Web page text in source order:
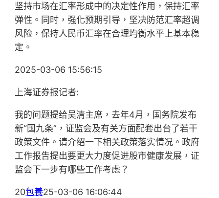
坚持市场在汇率形成中的决定性作用，保持汇率
弹性。同时，强化预期引导，坚决防范汇率超调
风险，保持人民币汇率在合理均衡水平上基本稳
定。
2025-03-06 15:56:15
上海证券报记者:
我的问题提给吴清主席，去年4月，国务院发布
新“国九条”，证监会及有关方面配套出台了若干
政策文件。请介绍一下相关政策落实情况。政府
工作报告提出要更大力度促进股市健康发展，证
监会下一步有哪些工作考虑？
20包養25-03-06 16:06:44